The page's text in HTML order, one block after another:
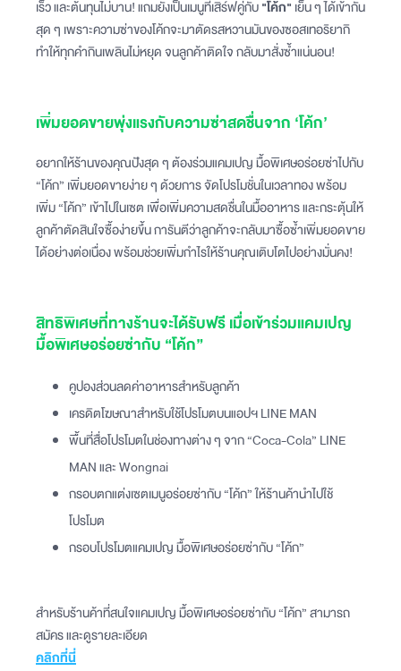
เร็ว และต้นทุนไม่บาน! แถมยังเป็นเมนูที่เสิร์ฟคู่กับ"โค้ก" เย็น ๆ ได้เข้ากัน
สุด ๆ เพราะความซ่าของโค้กจะมาตัดรสหวานมันของซอสเทอริยากิ
ทำให้ทุกคำกินเพลินไม่หยุด จนลูกค้าติดใจ กลับมาสั่งซ้ำแน่นอน!
เพิ่มยอดขายพุ่งแรงกับความซ่าสดชื่นจาก ‘โค้ก’
อยากให้ร้านของคุณปังสุด ๆ ต้องร่วมแคมเปญ มื้อพิเศษอร่อยซ่าไปกับ
“โค้ก” เพิ่มยอดขายง่าย ๆ ด้วยการ จัดโปรโมชั่นในเวลาทอง พร้อม
เพิ่ม “โค้ก” เข้าไปในเซต เพื่อเพิ่มความสดชื่นในมื้ออาหาร และกระตุ้นให้
ลูกค้าตัดสินใจซื้อง่ายขึ้น การันตีว่าลูกค้าจะกลับมาซื้อซ้ำเพิ่มยอดขาย
ได้อย่างต่อเนื่อง พร้อมช่วยเพิ่มกำไรให้ร้านคุณเติบโตไปอย่างมั่นคง!
สิทธิพิเศษที่ทางร้านจะได้รับฟรี เมื่อเข้าร่วมแคมเปญ
มื้อพิเศษอร่อยซ่ากับ “โค้ก”
คูปองส่วนลดค่าอาหารสำหรับลูกค้า
เครดิตโฆษณาสำหรับใช้โปรโมตบนแอปฯ LINE MAN
พื้นที่สื่อโปรโมตในช่องทางต่าง ๆ จาก “Coca-Cola” LINE
MAN และ Wongnai
กรอบตกแต่งเซตเมนูอร่อยซ่ากับ “โค้ก” ให้ร้านค้านำไปใช้
โปรโมต
กรอบโปรโมตแคมเปญ มื้อพิเศษอร่อยซ่ากับ “โค้ก”‍
สำหรับร้านค้าที่สนใจแคมเปญ มื้อพิเศษอร่อยซ่ากับ “โค้ก” สามารถ
สมัคร และดูรายละเอียด
คลิกที่นี่